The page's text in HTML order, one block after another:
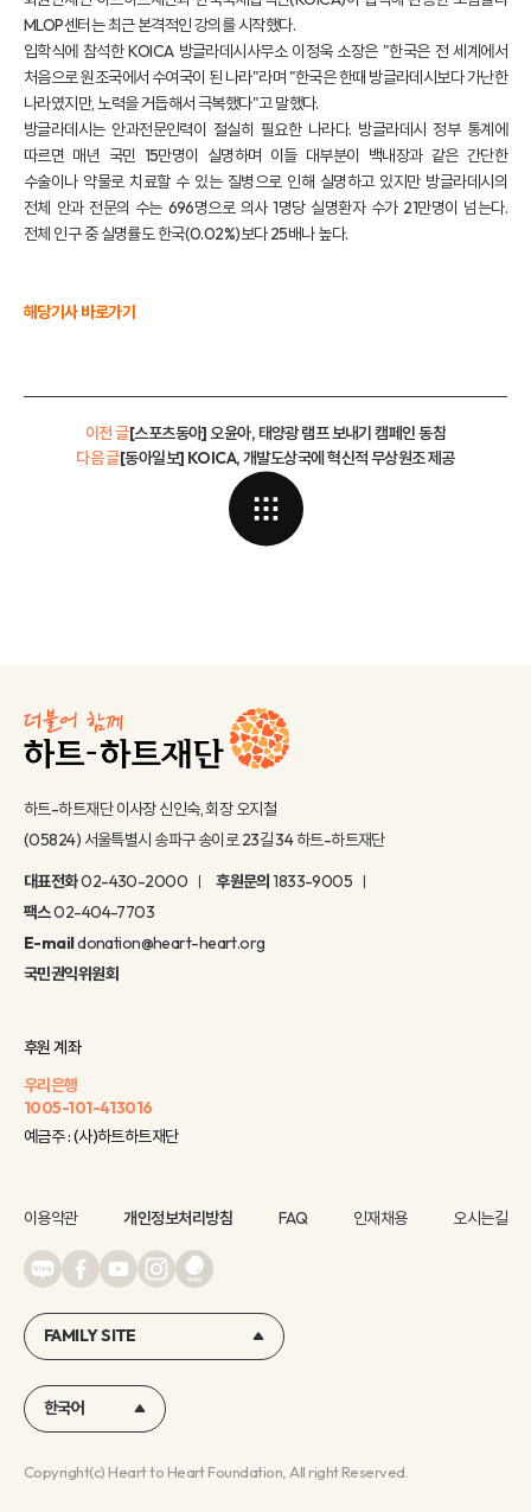
MLOP센터는 최근 본격적인 강의를 시작했다.
입학식에 참석한 KOICA 방글라데시사무소 이정욱 소장은 "한국은 전 세계에서
처음으로 원조국에서 수여국이 된 나라"라며 "한국은 한때 방글라데시보다 가난한
나라였지만, 노력을 거듭해서 극복했다"고 말했다.
방글라데시는 안과전문인력이 절실히 필요한 나라다. 방글라데시 정부 통계에
따르면 매년 국민 15만명이 실명하며 이들 대부분이 백내장과 같은 간단한
수술이나 약물로 치료할 수 있는 질병으로 인해 실명하고 있지만 방글라데시의
전체 안과 전문의 수는 696명으로 의사 1명당 실명환자 수가 21만명이 넘는다.
전체 인구 중 실명률도 한국(0.02%)보다 25배나 높다.
해당기사 바로가기
이전 글[스포츠동아] 오윤아, 태양광 램프 보내기 캠페인 동참
[동아일보] KOICA, 개발도상국에 혁신적 무상원조 제공
다음 글
하트-하트재단 이사장 신인숙, 회장 오지철
(05824) 서울특별시 송파구 송이로 23길 34 하트-하트재단
대표전화02-430-2000 후원문의1833-9005
팩스02-404-7703
E-maildonation@heart-heart.org
국민권익위원회
후원 계좌
우리은행
1005-101-413016
예금주 : (사)하트하트재단
Copyright(c) Heart to Heart Foundation, All right Reserved.
이용약관 개인정보처리방침 FAQ 인재채용 오시는길
FAMILY SITE
한국어